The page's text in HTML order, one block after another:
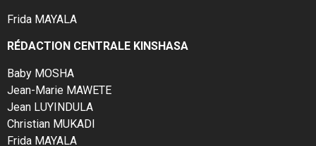
Frida MAYALA
RÉDACTION CENTRALE KINSHASA
Baby MOSHA
Jean-Marie MAWETE
Jean LUYINDULA
Christian MUKADI
Frida MAYALA